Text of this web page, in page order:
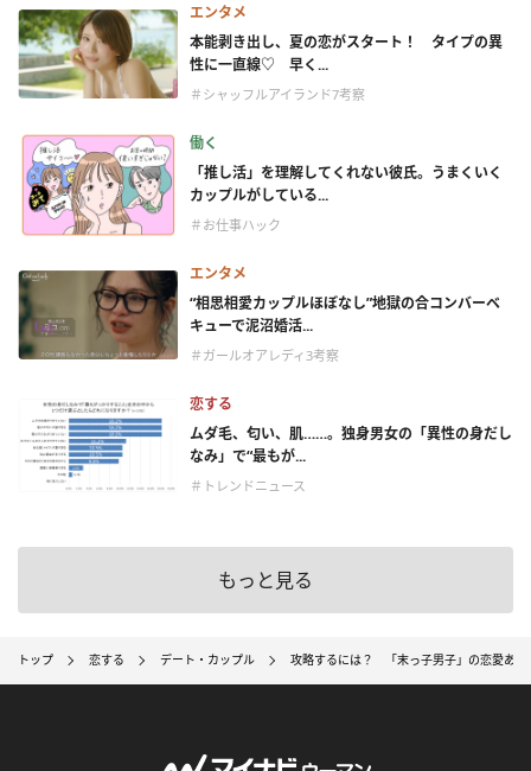
エンタメ
本能剥き出し、夏の恋がスタート！ タイプの異
性に一直線♡ 早く...
＃シャッフルアイランド7考察
働く
「推し活」を理解してくれない彼氏。うまくいく
カップルがしている...
＃お仕事ハック
エンタメ
“相思相愛カップルほぼなし”地獄の合コンバーベ
キューで泥沼婚活...
＃ガールオアレディ3考察
恋する
ムダ毛、匂い、肌……。独身男女の「異性の身だし
なみ」で“最もが...
＃トレンドニュース
もっと見る
トップ 恋する デート・カップル 攻略するには？ 「末っ子男子」の恋愛ある